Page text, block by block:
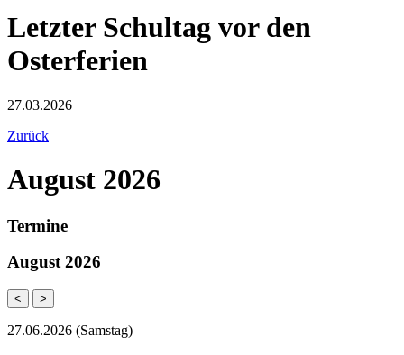
Letzter Schultag vor den
Osterferien
27.03.2026
Zurück
August 2026
Termine
August 2026
< >
27.06.2026 (Samstag)